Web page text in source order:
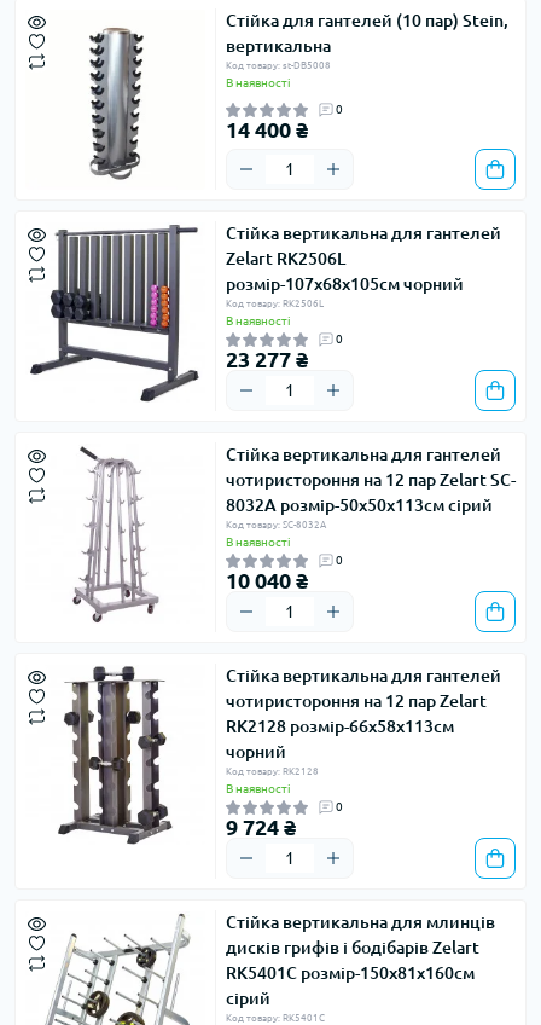
Стійка для гантелей (10 пар) Stein,
вертикальна
Код товару: st-DB5008
В наявності
0
14 400 ₴
Стійка вертикальна для гантелей
Zelart RK2506L
розмір-107х68х105см чорний
Код товару: RK2506L
В наявності
0
23 277 ₴
Стійка вертикальна для гантелей
чотиристороння на 12 пар Zelart SC-
8032A розмір-50х50х113см сірий
Код товару: SC-8032A
В наявності
0
10 040 ₴
Стійка вертикальна для гантелей
чотиристороння на 12 пар Zelart
RK2128 розмір-66x58x113см
чорний
Код товару: RK2128
В наявності
0
9 724 ₴
Стійка вертикальна для млинців
дисків грифів і бодібарів Zelart
RK5401C розмір-150х81х160см
сірий
Код товару: RK5401C